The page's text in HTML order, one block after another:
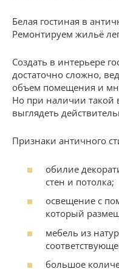
Белая гостиная в
Ремонтируем жильё
Создать в интерьере
достаточно сложно,
объем помещения и
Но при наличии такой
выглядеть
Признаки античного
обилие
стен и потолка;
освещение с
который
мебель из
большое